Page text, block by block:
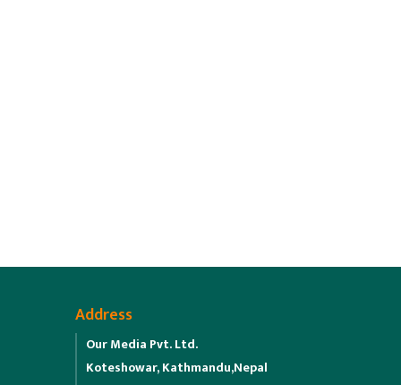
Address
Our Media Pvt. Ltd.
Koteshowar, Kathmandu,Nepal